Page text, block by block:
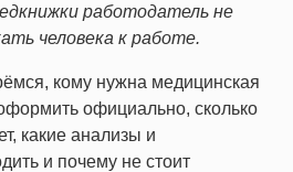
работодатель не
человека к работе.
кому нужна медицинская
официально, сколько
какие анализы и
и почему не стоит